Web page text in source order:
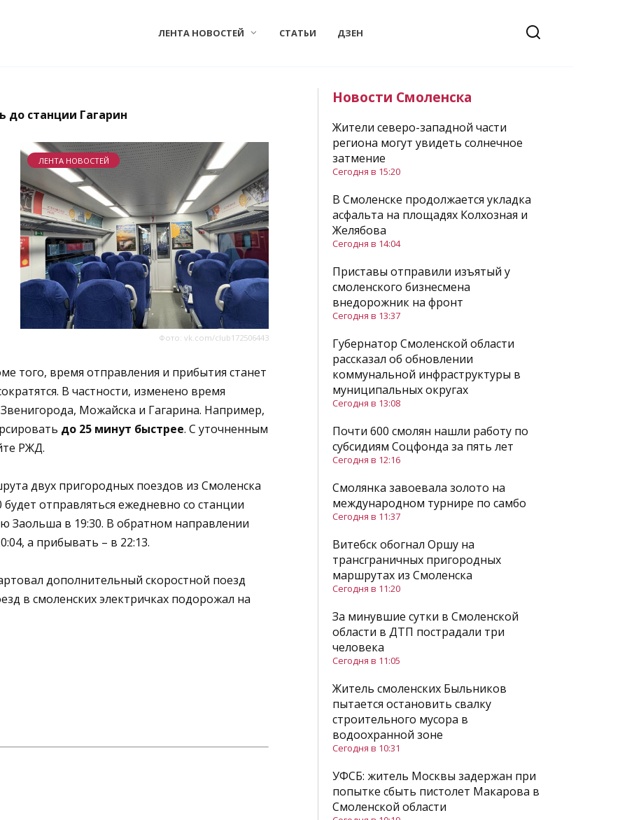
ЛЕНТА НОВОСТЕЙ СТАТЬИ ДЗЕН
до станции Гагарин
Фото: vk.com/club172506443
ЛЕНТА НОВОСТЕЙ
того, время отправления и прибытия станет
В частности, изменено время
Можайска и Гагарина. Например,
до 25 минут быстрее. С уточненным
РЖД.
двух пригородных поездов из Смоленска
отправляться ежедневно со станции
Заольша в 19:30. В обратном направлении
а прибывать – в 22:13.
дополнительный скоростной поезд
в смоленских электричках подорожал на
Новости Смоленска
Жители северо-западной части
региона могут увидеть солнечное
затмение
Сегодня в 15:20
В Смоленске продолжается укладка
асфальта на площадях Колхозная и
Желябова
Сегодня в 14:04
Приставы отправили изъятый у
смоленского бизнесмена
внедорожник на фронт
Сегодня в 13:37
Губернатор Смоленской области
рассказал об обновлении
коммунальной инфраструктуры в
муниципальных округах
Сегодня в 13:08
Почти 600 смолян нашли работу по
субсидиям Соцфонда за пять лет
Сегодня в 12:16
Смолянка завоевала золото на
международном турнире по самбо
Сегодня в 11:37
Витебск обогнал Оршу на
трансграничных пригородных
маршрутах из Смоленска
Сегодня в 11:20
За минувшие сутки в Смоленской
области в ДТП пострадали три
человека
Сегодня в 11:05
Житель смоленских Быльников
пытается остановить свалку
строительного мусора в
водоохранной зоне
Сегодня в 10:31
УФСБ: житель Москвы задержан при
попытке сбыть пистолет Макарова в
Смоленской области